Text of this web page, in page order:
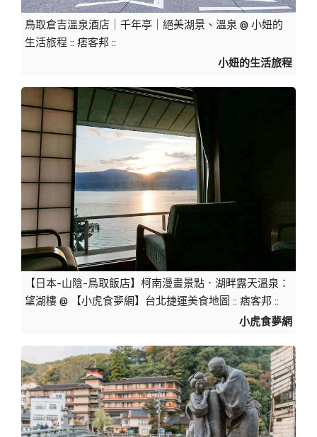
鳥取倉吉溫泉酒店｜千年亭｜絕美湖景、溫泉 @ 小妞的
生活旅程 :: 痞客邦 ::
小妞的生活旅程
【日本-山陰-鳥取飯店】柯南漫畫景點．湖畔露天溫泉：
望湖樓 @ 【小虎食夢網】台北捷運美食地圖 :: 痞客邦 ::
小虎食夢網